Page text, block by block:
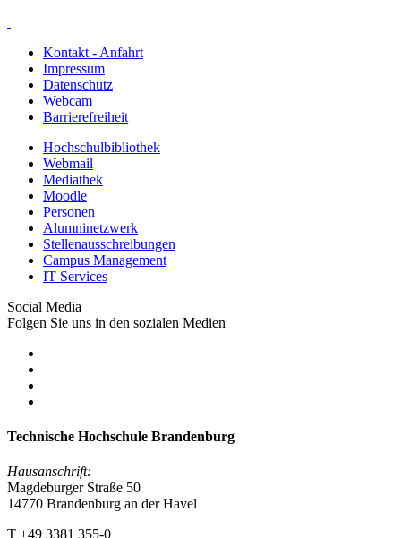
Kontakt - Anfahrt
Impressum
Datenschutz
Webcam
Barrierefreiheit
Hochschulbibliothek
Webmail
Mediathek
Moodle
Personen
Alumninetzwerk
Stellenausschreibungen
Campus Management
IT Services
Social Media
Folgen Sie uns in den sozialen Medien
Technische Hochschule Brandenburg
Hausanschrift:
Magdeburger Straße 50
14770 Brandenburg an der Havel
T +49 3381 355-0